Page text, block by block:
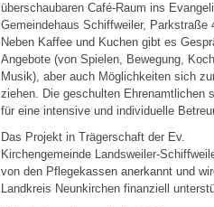
überschaubaren Café-Raum ins
Gemeindehaus Schiffweiler, Parkstraße
Neben Kaffee und Kuchen gibt es
Angebote (von Spielen, Bewegung,
Musik), aber auch Möglichkeiten sich
ziehen. Die geschulten Ehrenamtlichen
für eine intensive und individuelle
Das Projekt in Trägerschaft der Ev.
Kirchengemeinde Landsweiler-
von den Pflegekassen anerkannt und
Landkreis Neunkirchen finanziell